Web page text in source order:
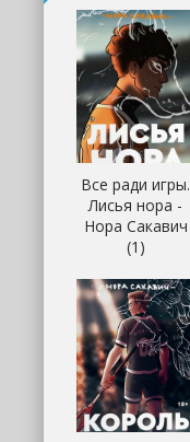
Все ради игры.
Лисья нора -
Нора Сакавич
(1)